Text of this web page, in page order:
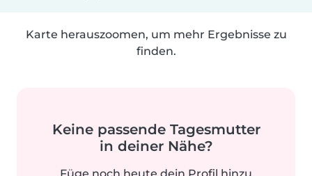
Karte herauszoomen, um mehr Ergebnisse zu
finden.
Keine passende Tagesmutter
in deiner Nähe?